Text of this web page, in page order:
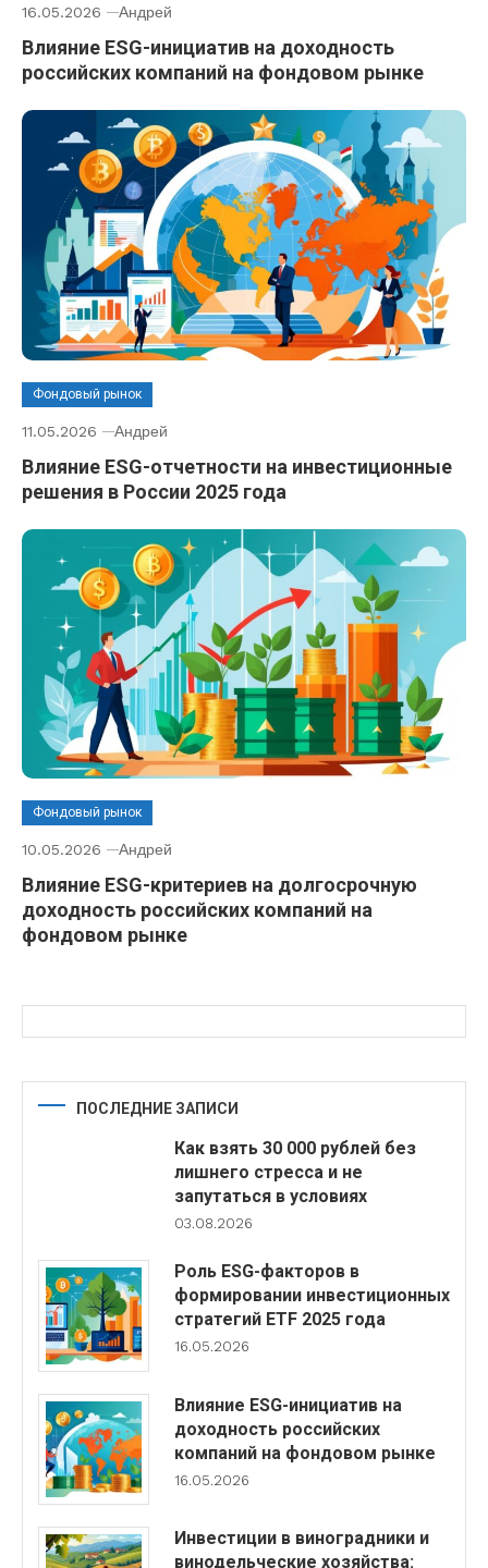
16.05.2026 Андрей
Влияние ESG-инициатив на доходность
российских компаний на фондовом рынке
Фондовый рынок
11.05.2026 Андрей
Влияние ESG-отчетности на инвестиционные
решения в России 2025 года
Фондовый рынок
10.05.2026 Андрей
Влияние ESG-критериев на долгосрочную
доходность российских компаний на
фондовом рынке
ПОСЛЕДНИЕ ЗАПИСИ
Как взять 30 000 рублей без
лишнего стресса и не
запутаться в условиях
03.08.2026
Роль ESG-факторов в
формировании инвестиционных
стратегий ETF 2025 года
16.05.2026
Влияние ESG-инициатив на
доходность российских
компаний на фондовом рынке
16.05.2026
Инвестиции в виноградники и
винодельческие хозяйства: